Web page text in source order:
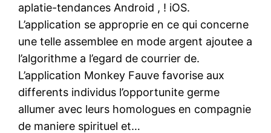
aplatie-tendances Android , ! iOS.
L’application se approprie en ce qui concerne
une telle assemblee en mode argent ajoutee a
l’algorithme a l’egard de courrier de.
L’application Monkey Fauve favorise aux
differents individus l’opportunite germe
allumer avec leurs homologues en compagnie
de maniere spirituel et…